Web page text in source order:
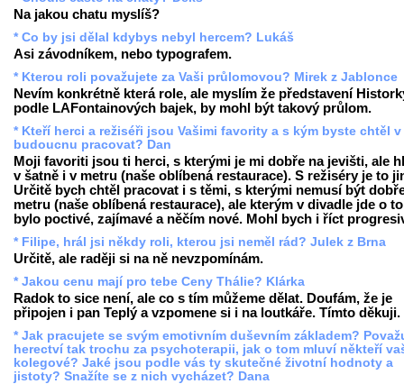
Na jakou chatu myslíš?
* Co by jsi dělal kdybys nebyl hercem? Lukáš
Asi závodníkem, nebo typografem.
* Kterou roli považujete za Vaši průlomovou? Mirek z Jablonce
Nevím konkrétně která role, ale myslím že představení
podle LAFontainových bajek, by mohl být takový průlom.
* Kteří herci a režiséři jsou Vašimi favority a s kým byste chtěl v
budoucnu pracovat? Dan
Moji favoriti jsou ti herci, s kterými je mi dobře na jevišti, ale
v šatně i v metru (naše oblíbená restaurace). S režiséry je to
Určitě bych chtěl pracovat i s těmi, s kterými nemusí být
metru (naše oblíbená restaurace), ale kterým v divadle jde o
bylo poctivé, zajímavé a něčím nové. Mohl bych i říct
* Filipe, hrál jsi někdy roli, kterou jsi neměl rád? Julek z Brna
Určitě, ale raději si na ně nevzpomínám.
* Jakou cenu mají pro tebe Ceny Thálie? Klárka
Radok to sice není, ale co s tím můžeme dělat. Doufám, že je
připojen i pan Teplý a vzpomene si i na loutkáře. Tímto děkuji.
* Jak pracujete se svým emotivním duševním základem?
herectví tak trochu za psychoterapii, jak o tom mluví někteří
kolegové? Jaké jsou podle vás ty skutečné životní hodnoty a
jistoty? Snažíte se z nich vycházet? Dana